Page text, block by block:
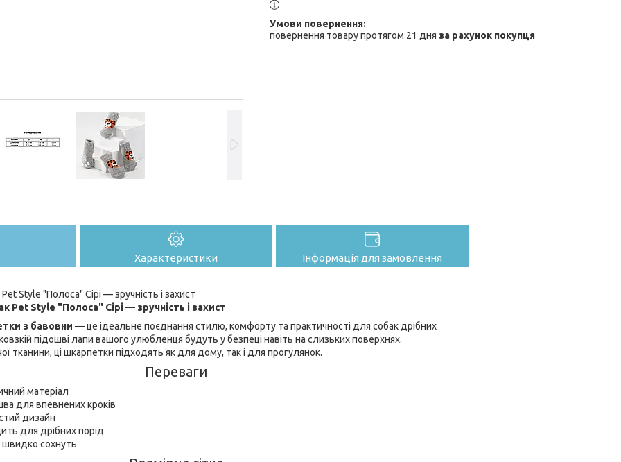
повернення товару протягом 21 дня за рахунок покупця
Характеристики Інформація для замовлення
Style "Полоса" Сірі — зручність і захист
Pet Style "Полоса" Сірі — зручність і захист
з бавовни — це ідеальне поєднання стилю, комфорту та практичності для собак дрібних
підошві лапи вашого улюбленця будуть у безпеці навіть на слизьких поверхнях.
тканини, ці шкарпетки підходять як для дому, так і для прогулянок.
Переваги
матеріал
для впевнених кроків
дизайн
для дрібних порід
швидко сохнуть